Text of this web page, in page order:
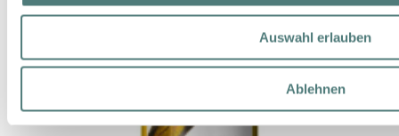
Auswahl erlauben
Ablehnen